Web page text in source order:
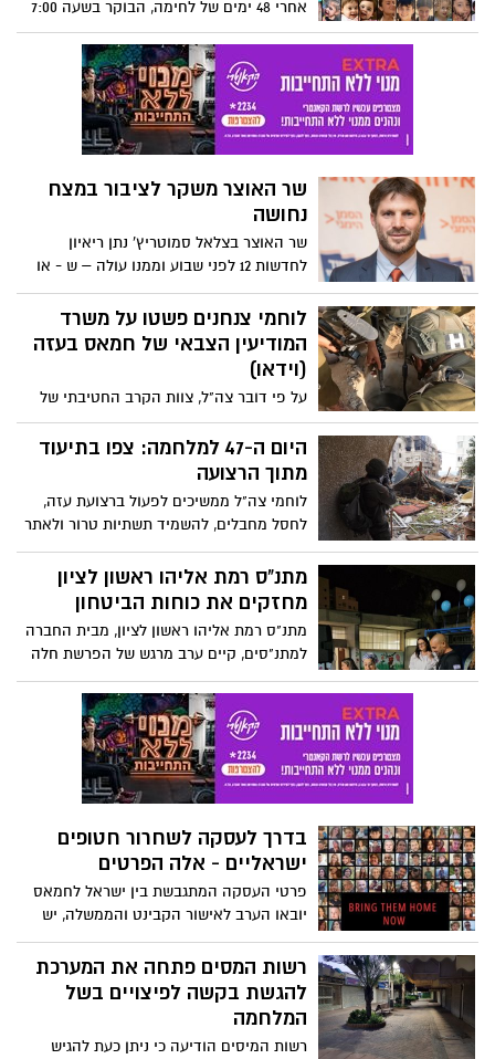
אחרי 48 ימים של לחימה, הבוקר בשעה 7:00
נכנסה לתוקף הפסקת אש זמנית לארבעה
ימים, במהלכם ישוחררו 50 ילדים ונשים
חטופים. בניגוד לעבר, הפסקת האש לא
לוותה במטחי סיום, אך לאחר כניסת הפסקת
האש בוצע ירי לעוטף עזה. זה מה שצפוי
להתרחש היום ובימים הקרובים
שר האוצר משקר לציבור במצח
נחושה
שר האוצר בצלאל סמוטריץ' נתן ריאיון
לחדשות 12 לפני שבוע וממנו עולה – ש - או
שהוא משקר לציבור במצח נחושה, או שפשוט
אין לו שמץ של מושג מה הוא אומר....
המשפט: "זה לא כסף שלי, זה כסף של
הציבור", היה בין הבודדים שהיו אמת
לוחמי צנחנים פשטו על משרד
המודיעין הצבאי של חמאס בעזה
(וידאו)
על פי דובר צה"ל, צוות הקרב החטיבתי של
צנחנים ניהל התקפה על שכונת תל אל אווה
במסגרתה פשטו הלוחמים על מוצב חטיבת
העיר עזה ומשרד המודיעין הצבאי של חמאס.
היום ה-47 למלחמה: צפו בתיעוד
מתוך הרצועה
לוחמי צה"ל ממשיכים לפעול ברצועת עזה,
לחסל מחבלים, להשמיד תשתיות טרור ולאתר
אמצעי לחימה במבנים אזרחיים ברצועה. צפו
בתיעוד
מתנ"ס רמת אליהו ראשון לציון
מחזקים את כוחות הביטחון
מתנ"ס רמת אליהו ראשון לציון, מבית החברה
למתנ"סים, קיים ערב מרגש של הפרשת חלה
עם הרבנית ליסה דדון המוקדש לחיילות
וחיילי צה"ל, כוחות הביטחון ובסימן החזרת
החטופים במהרה לביתם. במהלך הערב
התקיימה תפילה משותפת ולאחר מכן
הוענקה ערכת תפילין מהודרת ואישית לעובד
המתנ"ס, קובי מורי. אסף דעבול המשנה
מי שהיה שותף להצלחת הערב המיוחד
והמחזק.
בדרך לעסקה לשחרור חטופים
ישראליים - אלה הפרטים
פרטי העסקה המתגבשת בין ישראל לחמאס
יובאו הערב לאישור הקבינט והממשלה, יש
מתנגדים לעסקה בממשלה, ביניהם חברי
עוצמה יהודית והציונות הדתית. אלה הפרטים
הידועים על העסקה המסתמנת
רשות המסים פתחה את המערכת
להגשת בקשה לפיצויים בשל
המלחמה
רשות המיסים הודיעה כי ניתן כעת להגיש